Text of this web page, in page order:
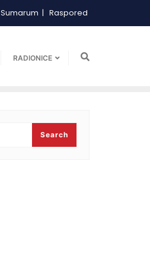
Sumarum Raspored
RADIONICE